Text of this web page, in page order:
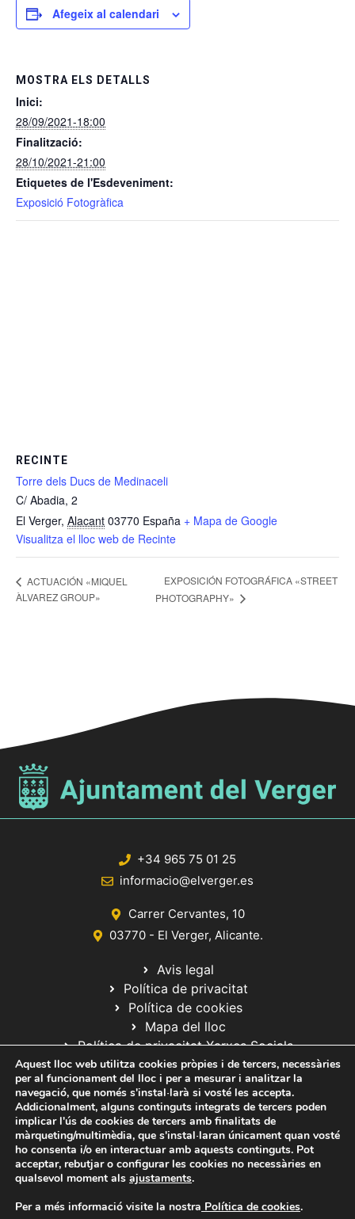
Afegeix al calendari
MOSTRA ELS DETALLS
Inici:
28/09/2021-18:00
Finalització:
28/10/2021-21:00
Etiquetes de l'Esdeveniment:
Exposició Fotogràfica
RECINTE
Torre dels Ducs de Medinaceli
C/ Abadia, 2
El Verger, Alacant 03770 España + Mapa de Google
Visualitza el lloc web de Recinte
ACTUACIÓN «MIQUEL
ÀLVAREZ GROUP»
EXPOSICIÓN FOTOGRÁFICA «STREET
PHOTOGRAPHY»
+34 965 75 01 25
informacio@elverger.es
Carrer Cervantes, 10
03770 - El Verger, Alicante.
Avis legal
Política de privacitat
Política de cookies
Mapa del lloc
Política de privacitat Xarxes Socials
© 2020 Web desarrollada por el Servicio de Informática de Diputación
de Alicante
Aquest lloc web utilitza cookies pròpies i de tercers, necessàries
per al funcionament del lloc i per a mesurar i analitzar la
navegació, que només s'instal·larà si vosté les accepta.
Addicionalment, alguns continguts integrats de tercers poden
implicar l'ús de cookies de tercers amb finalitats de
màrqueting/multimèdia, que s'instal·laran únicament quan vosté
ho consenta i/o en interactuar amb aquests continguts. Pot
acceptar, rebutjar o configurar les cookies no necessàries en
qualsevol moment als ajustaments.
Per a més informació visite la nostra Política de cookies.